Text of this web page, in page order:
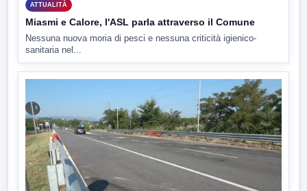
ATTUALITÀ
Miasmi e Calore, l'ASL parla attraverso il Comune
Nessuna nuova moria di pesci e nessuna criticità igienico-
sanitaria nel...